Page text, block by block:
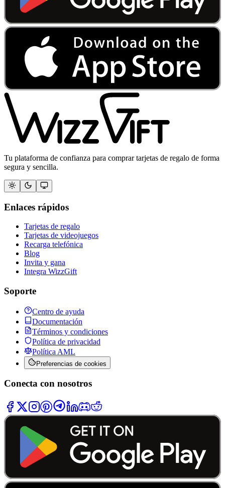
Tu plataforma de confianza para comprar tarjetas de regalo de forma
segura y sencilla.
Enlaces rápidos
Tarjetas de regalo
Tarjetas de videojuegos
Recarga telefónica
Blog
Invita y gana
Integra WizzGift
Soporte
Centro de ayuda
Documentación
Términos y condiciones
Política de privacidad
Política AML
Preferencias de cookies
Conecta con nosotros